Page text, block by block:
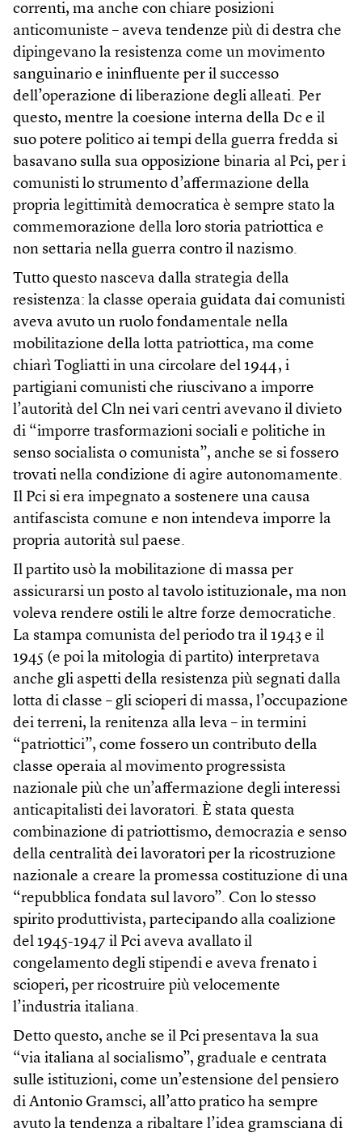
correnti, ma anche con chiare posizioni
anticomuniste – aveva tendenze più di destra che
dipingevano la resistenza come un movimento
sanguinario e ininfluente per il successo
dell’operazione di liberazione degli alleati. Per
questo, mentre la coesione interna della Dc e il
suo potere politico ai tempi della guerra fredda si
basavano sulla sua opposizione binaria al Pci, per i
comunisti lo strumento d’affermazione della
propria legittimità democratica è sempre stato la
commemorazione della loro storia patriottica e
non settaria nella guerra contro il nazismo.
Tutto questo nasceva dalla strategia della
resistenza: la classe operaia guidata dai comunisti
aveva avuto un ruolo fondamentale nella
mobilitazione della lotta patriottica, ma come
chiarì Togliatti in una circolare del 1944, i
partigiani comunisti che riuscivano a imporre
l’autorità del Cln nei vari centri avevano il divieto
di “imporre trasformazioni sociali e politiche in
senso socialista o comunista”, anche se si fossero
trovati nella condizione di agire autonomamente.
Il Pci si era impegnato a sostenere una causa
antifascista comune e non intendeva imporre la
propria autorità sul paese.
Il partito usò la mobilitazione di massa per
assicurarsi un posto al tavolo istituzionale, ma non
voleva rendere ostili le altre forze democratiche.
La stampa comunista del periodo tra il 1943 e il
1945 (e poi la mitologia di partito) interpretava
anche gli aspetti della resistenza più segnati dalla
lotta di classe – gli scioperi di massa, l’occupazione
dei terreni, la renitenza alla leva – in termini
“patriottici”, come fossero un contributo della
classe operaia al movimento progressista
nazionale più che un’affermazione degli interessi
anticapitalisti dei lavoratori. È stata questa
combinazione di patriottismo, democrazia e senso
della centralità dei lavoratori per la ricostruzione
nazionale a creare la promessa costituzione di una
“repubblica fondata sul lavoro”. Con lo stesso
spirito produttivista, partecipando alla coalizione
del 1945-1947 il Pci aveva avallato il
congelamento degli stipendi e aveva frenato i
scioperi, per ricostruire più velocemente
l’industria italiana.
Detto questo, anche se il Pci presentava la sua
“via italiana al socialismo”, graduale e centrata
sulle istituzioni, come un’estensione del pensiero
di Antonio Gramsci, all’atto pratico ha sempre
avuto la tendenza a ribaltare l’idea gramsciana di